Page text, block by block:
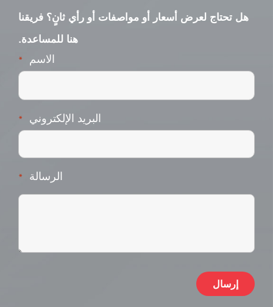
هل تحتاج لعرض أسعار أو مواصفات أو رأي ثانٍ؟ فريقنا
هنا للمساعدة.
الاسم *
البريد الإلكتروني *
الرسالة *